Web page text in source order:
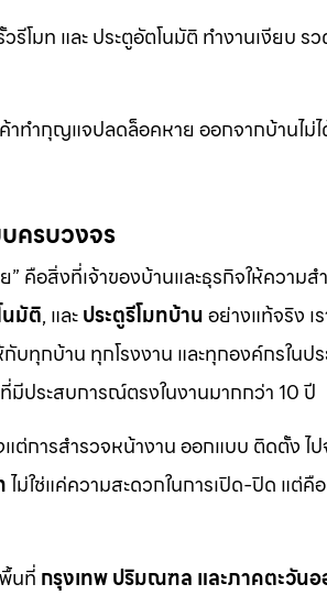
โมท และ ประตูอัตโนมัติ ทำงานเงียบ ร
ทำกุญแจปลดล็อคหาย ออกจากบ้านไม่ไ
ครบวงจร
” คือสิ่งที่เจ้าของบ้านและธุรกิจให้ควา
นมัติ, และประตูรีโมทบ้านอย่างแท้จริง เ
ทุกบ้าน ทุกโรงงาน และทุกองค์กรในป
ประสบการณ์ตรงในงานมากกว่า 10 ปี
ต่การสำรวจหน้างาน ออกแบบ ติดตั้ง ไ
ไม่ใช่แค่ความสะดวกในการเปิด-ปิด แต่
นที่ กรุงเทพ ปริมณฑล และภาคตะวัน